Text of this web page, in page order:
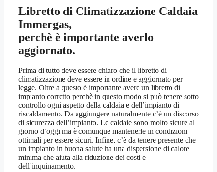
Libretto di Climatizzazione Caldaia
Immergas,
perchè è importante averlo
aggiornato.
Prima di tutto deve essere chiaro che il libretto di
climatizzazione deve essere in ordine e aggiornato per
legge. Oltre a questo è importante avere un libretto di
impianto corretto perchè in questo modo si può tenere sotto
controllo ogni aspetto della caldaia e dell’impianto di
riscaldamento. Da aggiungere naturalmente c’è un discorso
di sicurezza dell’impianto. Le caldaie sono molto sicure al
giorno d’oggi ma è comunque mantenerle in condizioni
ottimali per essere sicuri. Infine, c’è da tenere presente che
un impianto in buona salute ha una dispersione di calore
minima che aiuta alla riduzione dei costi e
dell’inquinamento.